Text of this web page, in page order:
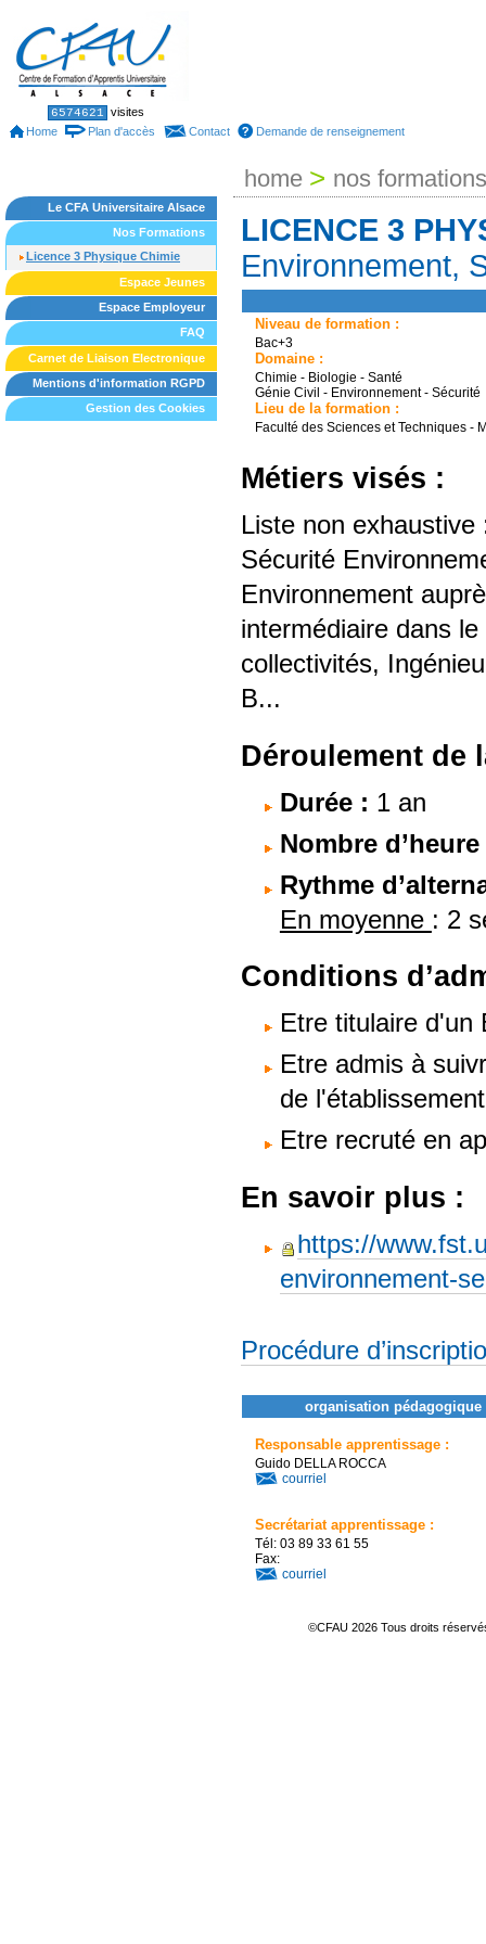
content.
Skip
navigation
6574621 visites
Home
Plan d'accès Contact Demande de renseignement
Le CFA Universitaire Alsace
Nos Formations
Licence 3 Physique Chimie
Espace Jeunes
Espace Employeur
FAQ
Carnet de Liaison Electronique
Mentions d'information RGPD
Gestion des Cookies
home > nos formations
LICENCE 3
Environnement,
Niveau de formation :
Bac+3
Domaine :
Chimie - Biologie - Santé
Génie Civil - Environnement - Sécurité
Lieu de la formation :
Faculté des Sciences et Techniques -
Métiers visés :
Liste non
Sécurité
Environnement
intermédiaire dans
collectivités,
B...
Déroulement de
Durée : 1 an
Nombre
Rythme
En moyenne : 2
Conditions
Etre titulaire d'un
Etre admis à
de
Etre recruté en
En savoir plus :
https://
environnement-
Procédure
organisation
Responsable apprentissage :
Guido DELLA ROCCA
courriel
Secrétariat apprentissage :
Tél: 03 89 33 61 55
Fax:
courriel
©CFAU 2026 Tous droits